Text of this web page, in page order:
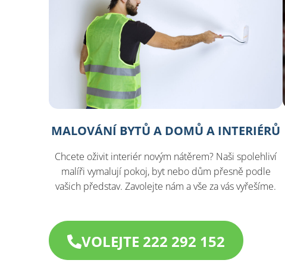
MALOVÁNÍ BYTŮ A DOMŮ A INTERIÉRŮ
Chcete oživit interiér novým nátěrem? Naši spolehliví
malíři vymalují pokoj, byt nebo dům přesně podle
vašich představ. Zavolejte nám a vše za vás vyřešíme.
VOLEJTE 222 292 152